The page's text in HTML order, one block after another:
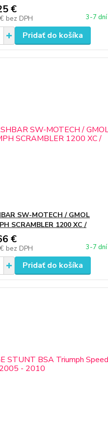
€
bez DPH 3-7 dní
Pridať do košíka
SW-MOTECH / GMOL
SCRAMBLER 1200 XC /
€
bez DPH 3-7 dní
Pridať do košíka